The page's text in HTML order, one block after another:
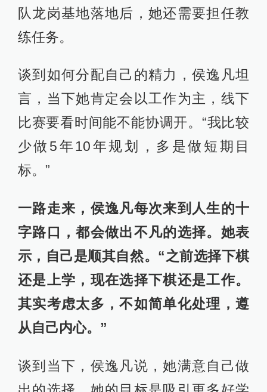
队龙岗基地落地后，她还需要担任教
练任务。
谈到如何分配自己的精力，侯逸凡坦
言，当下她肯定会以工作为主，线下
比赛要看时间能不能协调开。“我比较
少做5年10年规划，多是做短期目
标。”
一路走来，侯逸凡每次来到人生的十
字路口，都会做出不凡的选择。她表
示，自己是顺其自然。“之前选择下棋
还是上学，现在选择下棋还是工作。
其实考虑太多，不如简单化处理，遵
从自己内心。”
谈到当下，侯逸凡说，她满意自己做